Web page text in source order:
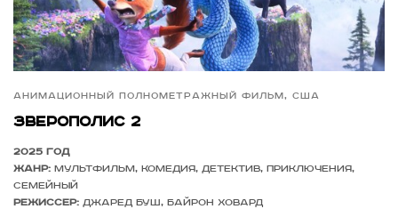
Анимационный полнометражный фильм, США
Зверополис 2
2025 год
Жанр: мультфильм, комедия, детектив, приключения,
семейный
Режиссер: Джаред Буш, Байрон Ховард